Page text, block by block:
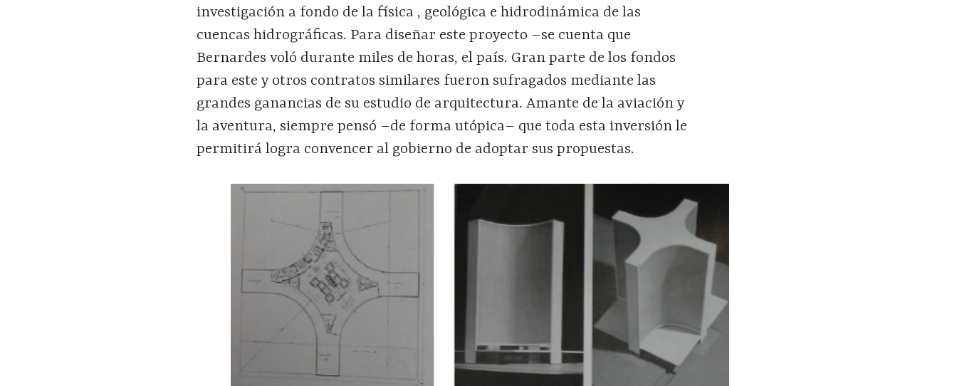
investigación a fondo de la física , geológica e hidrodinámica de las
cuencas hidrográficas. Para diseñar este proyecto –se cuenta que
Bernardes voló durante miles de horas, el país. Gran parte de los fondos
para este y otros contratos similares fueron sufragados mediante las
grandes ganancias de su estudio de arquitectura. Amante de la aviación y
la aventura, siempre pensó –de forma utópica– que toda esta inversión le
permitirá logra convencer al gobierno de adoptar sus propuestas.